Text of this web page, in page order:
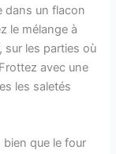
dans un flacon
le mélange à
sur les parties où
avec une
les saletés
que le four